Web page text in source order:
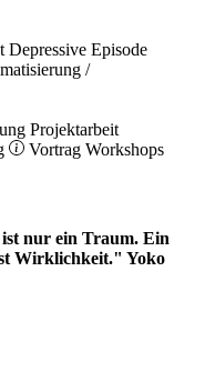
Depressive Episode
/
Projektarbeit
Vortrag Workshops
nur ein Traum. Ein
Wirklichkeit." Yoko